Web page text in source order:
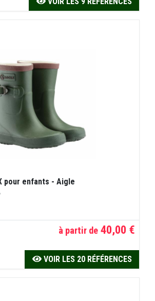
pour enfants - Aigle
à partir de 40,00 €
VOIR LES 20 RÉFÉRENCES